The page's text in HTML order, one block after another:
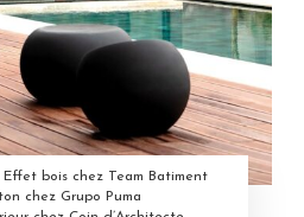
Effet bois chez Team Batiment
chez Grupo Puma